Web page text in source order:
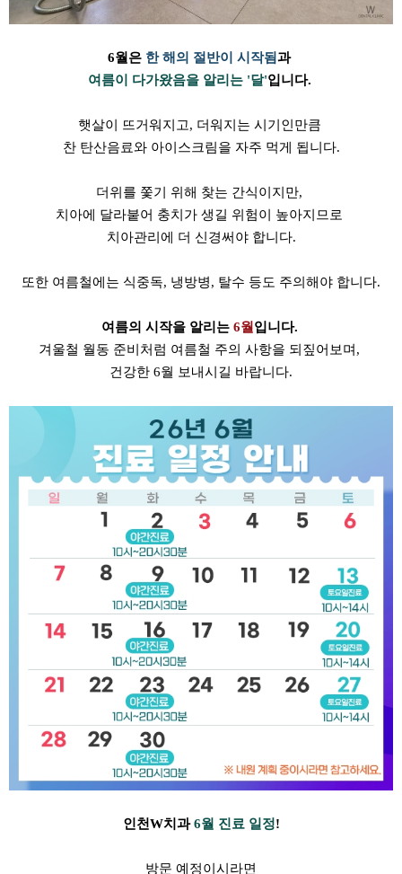
6월은 한 해의 절반이 시작됨과
여름이 다가왔음을 알리는 '달'입니다.
햇살이 뜨거워지고, 더워지는 시기인만큼
찬 탄산음료와 아이스크림을 자주 먹게 됩니다.
더위를 쫓기 위해 찾는 간식이지만,
치아에 달라붙어 충치가 생길 위험이 높아지므로
치아관리에 더 신경써야 합니다.
또한 여름철에는 식중독, 냉방병, 탈수 등도 주의해야 합니다.
여름의 시작을 알리는 6월입니다.
겨울철 월동 준비처럼 여름철 주의 사항을 되짚어보며,
건강한 6월 보내시길 바랍니다.
인천W치과6월 진료 일정!
방문 예정이시라면